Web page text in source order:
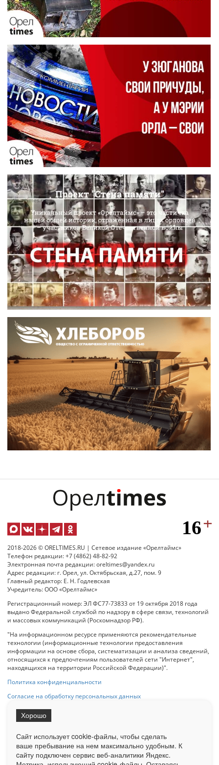
2018-2026 © ORELTIMES.RU | Сетевое издание «Орелтаймс»
Телефон редакции: +7 (4862) 48-82-92
Электронная почта редакции: oreltimes@yandex.ru
Адрес редакции: г. Орел, ул. Октябрьская, д.27, пом. 9
Главный редактор: Е. Н. Годлевская
Учредитель: ООО «Орелтаймс»
Регистрационный номер: ЭЛ ФС77-73833 от 19 октября 2018 года
выдано Федеральной службой по надзору в сфере связи, технологий
и массовых коммуникаций (Роскомнадзор РФ).
"На информационном ресурсе применяются рекомендательные
технологии (информационные технологии предоставления
информации на основе сбора, систематизации и анализа сведений,
относящихся к предпочтениям пользователей сети "Интернет",
находящихся на территории Российской Федерации)".
Политика конфиденциальности
Согласие на обработку персональных данных
При использовании любого материала с данного сайта гипер-ссылка
на Сетевое издание «ОрелТаймс» обязательна.
Ограниченная статистика посещаемости доступна на сайте
Сайт использует cookie-файлы, чтобы сделать
ваше пребывание на нем максимально удобным. К
cайту подключен сервис веб-аналитики Яндекс.
Хорошо